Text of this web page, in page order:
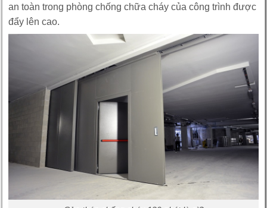
an toàn trong phòng chống chữa cháy của công trình được
đẩy lên cao.